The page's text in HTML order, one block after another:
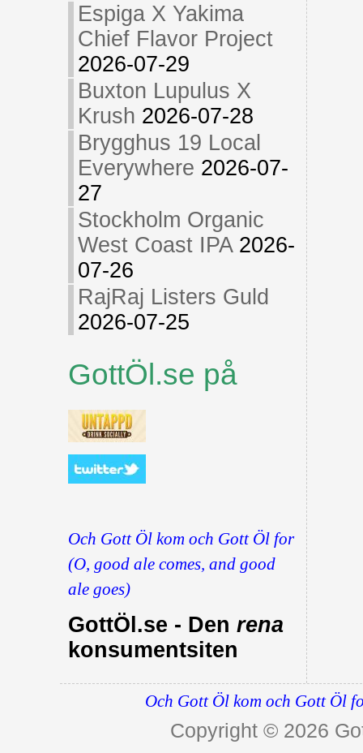
Espiga X Yakima
Chief Flavor Project
2026-07-29
Buxton Lupulus X
Krush 2026-07-28
Brygghus 19 Local
Everywhere 2026-07-
27
Stockholm Organic
West Coast IPA 2026-
07-26
RajRaj Listers Guld
2026-07-25
GottÖl.se på
Och Gott Öl kom och Gott Öl for
(O, good ale comes, and good
ale goes)
GottÖl.se - Den rena
konsumentsiten
Och Gott Öl kom och Gott Öl
Copyright © 2026